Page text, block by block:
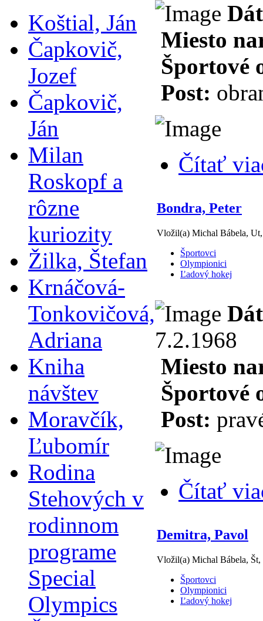
Koštial, Ján
Čapkovič,
Jozef
Čapkovič,
Ján
Milan
Roskopf a
rôzne
kuriozity
Žilka, Štefan
Krnáčová-
Tonkovičová,
Adriana
Kniha
návštev
Moravčík,
Ľubomír
Rodina
Stehových v
rodinnom
programe
Special
Olympics
Miesto
Športové
Post:
Čítať
Bondra, Peter
Vložil(a) Michal Bábela,
Športovci
Olympionici
Ľadový hokej
7.2.1968
Miesto
Športové
Post:
Čítať
Demitra, Pavol
Vložil(a) Michal Bábela, Št,
Športovci
Olympionici
Ľadový hokej